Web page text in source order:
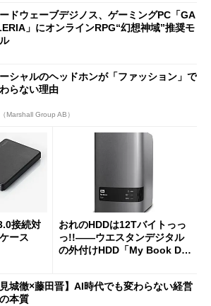
ドウェーブデジノス、ゲーミングPC「GA
」にオンラインRPG“幻想神域”推奨モ
シャルのヘッドホンが「ファッション」で
らない理由
Marshall Group AB）
接続対
ース
おれのHDDは12Tバイトっっ
っ!!――ウエスタンデジタル
の外付けHDD「My Book Du
見城徹×藤田晋】AI時代でも変わらない経営
本質